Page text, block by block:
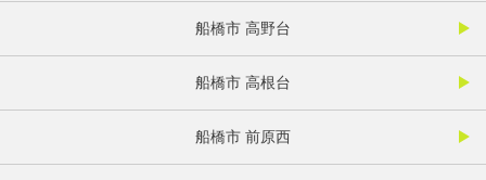
船橋市 高野台
船橋市 高根台
船橋市 前原西